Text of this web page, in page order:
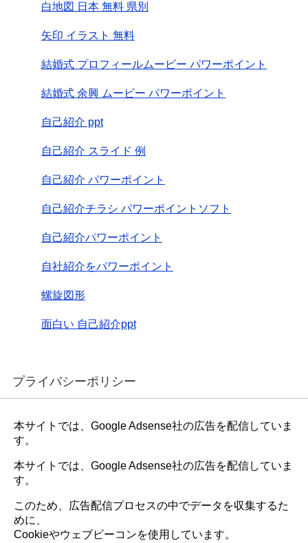
白地図 日本 無料 県別
矢印 イラスト 無料
結婚式 プロフィールムービー パワーポイント
結婚式 余興 ムービー パワーポイント
自己紹介 ppt
自己紹介 スライド 例
自己紹介 パワーポイント
自己紹介チラシ パワーポイントソフト
自己紹介パワーポイント
自社紹介をパワーポイント
螺旋図形
面白い 自己紹介ppt
プライバシーポリシー
本サイトでは、Google Adsense社の広告を配信していま
す。
本サイトでは、Google Adsense社の広告を配信していま
す。
このため、広告配信プロセスの中でデータを収集するた
めに、
Cookieやウェブビーコンを使用しています。